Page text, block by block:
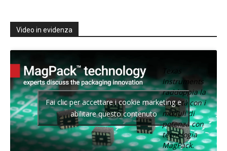
Video in evidenza
Texas
Instruments
raddoppia la
densità con i
moduli di
potenza con
tecnologia
MagPack.
Fai clic per accettare i cookie marketing e
abilitare questo contenuto